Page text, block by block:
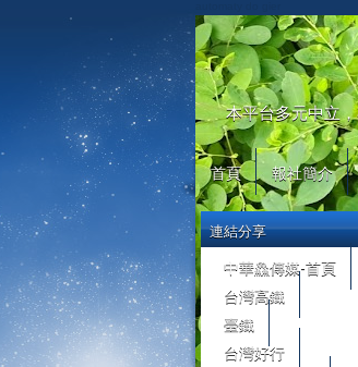
本平台多元中立
首頁 報社簡介
連結分享
中華鱻傳媒-首頁
台灣高鐵
臺鐵
台灣好行